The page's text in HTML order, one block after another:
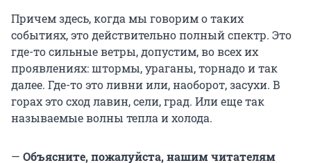
Причем здесь, когда мы говорим о таких
событиях, это действительно полный спектр. Это
где-то сильные ветры, допустим, во всех их
проявлениях: штормы, ураганы, торнадо и так
далее. Где-то это ливни или, наоборот, засухи. В
горах это сход лавин, сели, град. Или еще так
называемые волны тепла и холода.
— Объясните, пожалуйста, нашим читателям